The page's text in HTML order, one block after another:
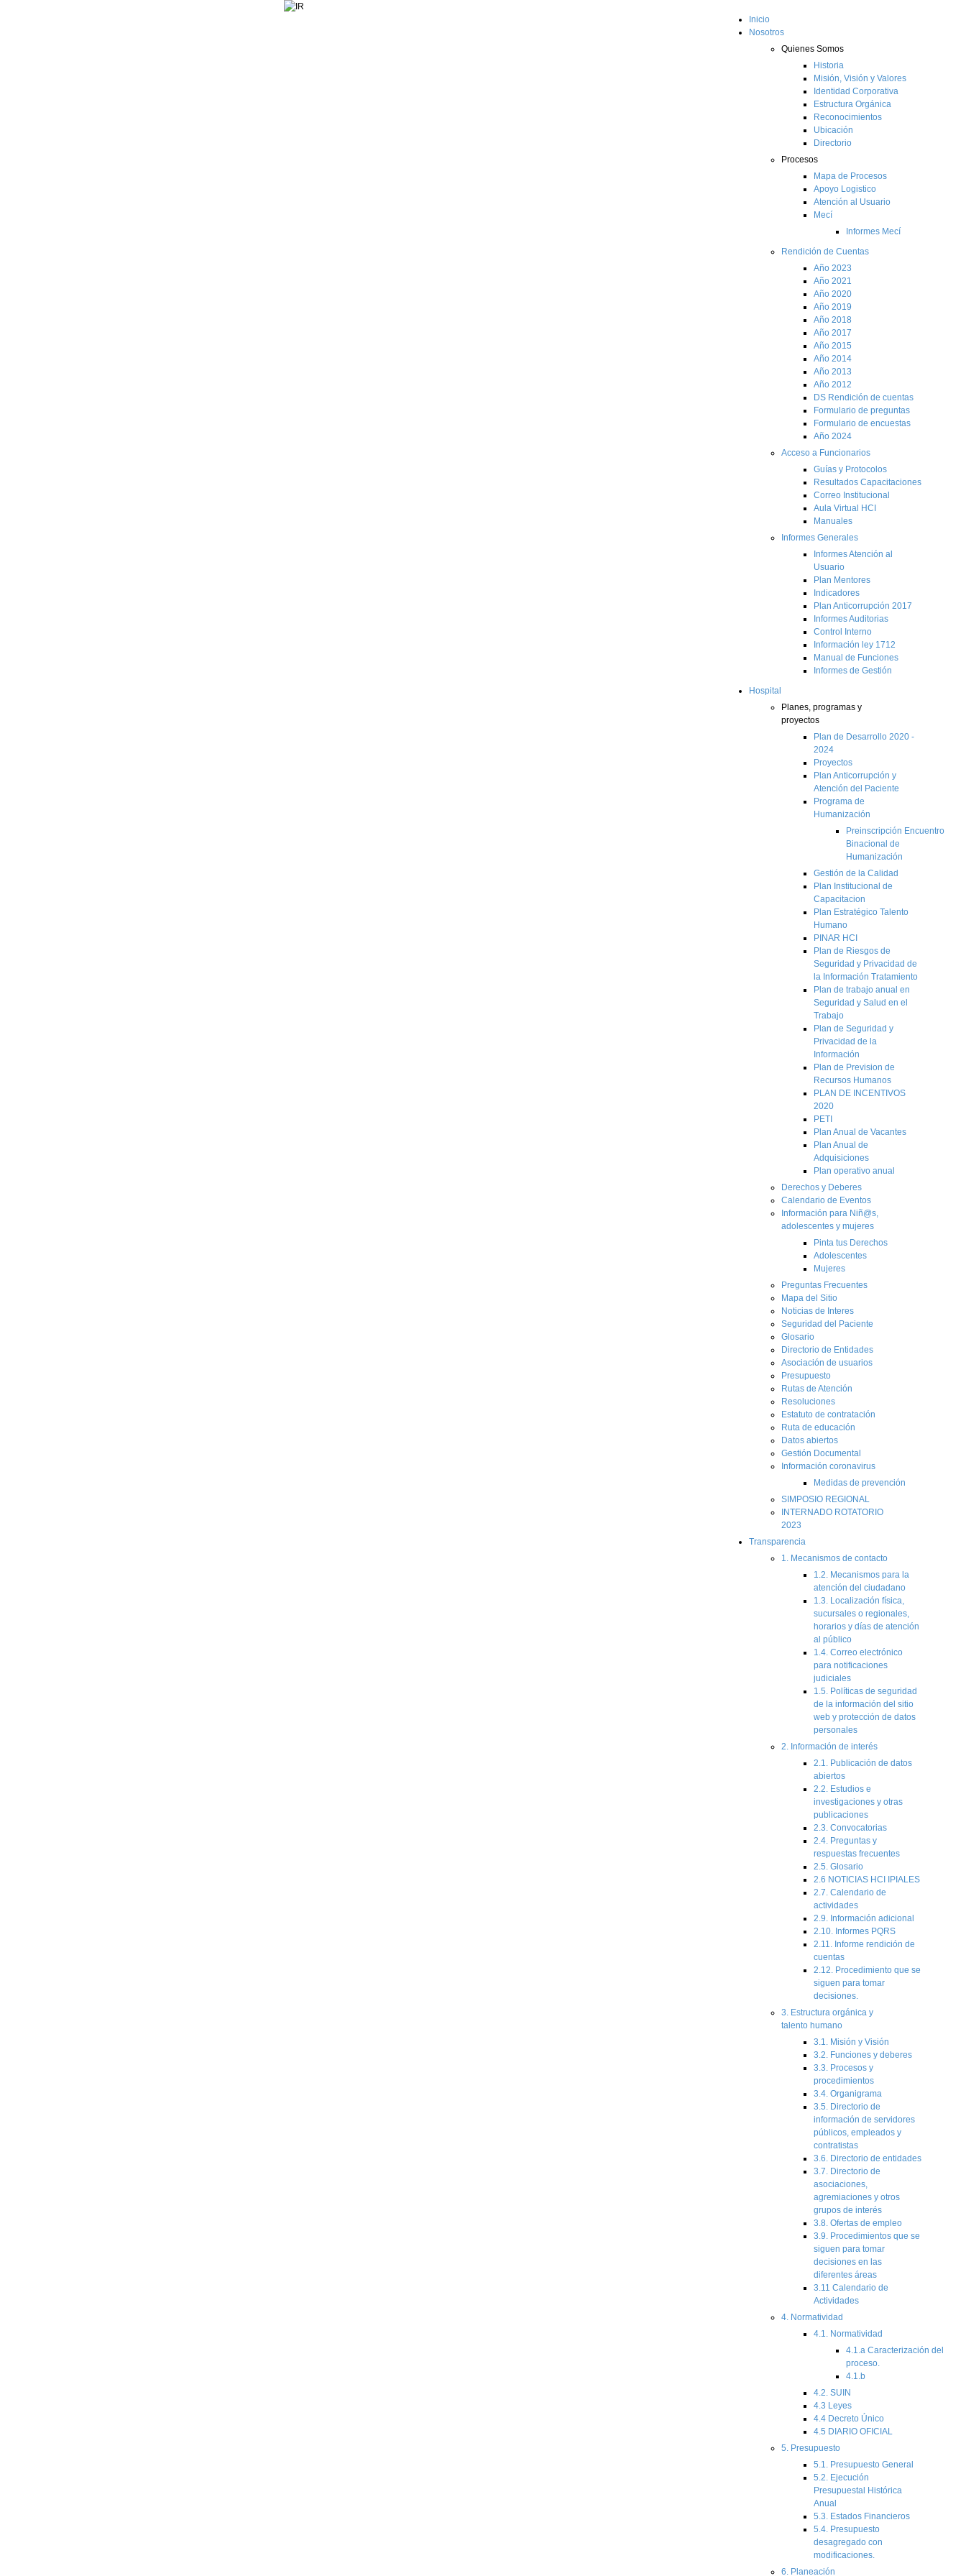
Inicio
Nosotros
Quienes Somos
Historia
Misión, Visión y Valores
Identidad Corporativa
Estructura Orgánica
Reconocimientos
Ubicación
Directorio
Procesos
Mapa de Procesos
Apoyo Logistico
Atención al Usuario
Mecí
Informes Mecí
Rendición de Cuentas
Año 2023
Año 2021
Año 2020
Año 2019
Año 2018
Año 2017
Año 2015
Año 2014
Año 2013
Año 2012
DS Rendición de cuentas
Formulario de preguntas
Formulario de encuestas
Año 2024
Acceso a Funcionarios
Guías y Protocolos
Resultados Capacitaciones
Correo Institucional
Aula Virtual HCI
Manuales
Informes Generales
Informes Atención al
Usuario
Plan Mentores
Indicadores
Plan Anticorrupción 2017
Informes Auditorias
Control Interno
Información ley 1712
Manual de Funciones
Informes de Gestión
Hospital
Planes, programas y
proyectos
Plan de Desarrollo 2020 -
2024
Proyectos
Plan Anticorrupción y
Atención del Paciente
Programa de
Humanización
Preinscripción Encuentro
Binacional de
Humanización
Gestión de la Calidad
Plan Institucional de
Capacitacion
Plan Estratégico Talento
Humano
PINAR HCI
Plan de Riesgos de
Seguridad y Privacidad de
la Información Tratamiento
Plan de trabajo anual en
Seguridad y Salud en el
Trabajo
Plan de Seguridad y
Privacidad de la
Información
Plan de Prevision de
Recursos Humanos
PLAN DE INCENTIVOS
2020
PETI
Plan Anual de Vacantes
Plan Anual de
Adquisiciones
Plan operativo anual
Derechos y Deberes
Calendario de Eventos
Información para Niñ@s,
adolescentes y mujeres
Pinta tus Derechos
Adolescentes
Mujeres
Preguntas Frecuentes
Mapa del Sitio
Noticias de Interes
Seguridad del Paciente
Glosario
Directorio de Entidades
Asociación de usuarios
Presupuesto
Rutas de Atención
Resoluciones
Estatuto de contratación
Ruta de educación
Datos abiertos
Gestión Documental
Información coronavirus
Medidas de prevención
SIMPOSIO REGIONAL
INTERNADO ROTATORIO
2023
Transparencia
1. Mecanismos de contacto
1.2. Mecanismos para la
atención del ciudadano
1.3. Localización física,
sucursales o regionales,
horarios y días de atención
al público
1.4. Correo electrónico
para notificaciones
judiciales
1.5. Políticas de seguridad
de la información del sitio
web y protección de datos
personales
2. Información de interés
2.1. Publicación de datos
abiertos
2.2. Estudios e
investigaciones y otras
publicaciones
2.3. Convocatorias
2.4. Preguntas y
respuestas frecuentes
2.5. Glosario
2.6 NOTICIAS HCI IPIALES
2.7. Calendario de
actividades
2.9. Información adicional
2.10. Informes PQRS
2.11. Informe rendición de
cuentas
2.12. Procedimiento que se
siguen para tomar
decisiones.
3. Estructura orgánica y
talento humano
3.1. Misión y Visión
3.2. Funciones y deberes
3.3. Procesos y
procedimientos
3.4. Organigrama
3.5. Directorio de
información de servidores
públicos, empleados y
contratistas
3.6. Directorio de entidades
3.7. Directorio de
asociaciones,
agremiaciones y otros
grupos de interés
3.8. Ofertas de empleo
3.9. Procedimientos que se
siguen para tomar
decisiones en las
diferentes áreas
3.11 Calendario de
Actividades
4. Normatividad
4.1. Normatividad
4.1.a Caracterización del
proceso.
4.1.b
4.2. SUIN
4.3 Leyes
4.4 Decreto Único
4.5 DIARIO OFICIAL
5. Presupuesto
5.1. Presupuesto General
5.2. Ejecución
Presupuestal Histórica
Anual
5.3. Estados Financieros
5.4. Presupuesto
desagregado con
modificaciones.
6. Planeación